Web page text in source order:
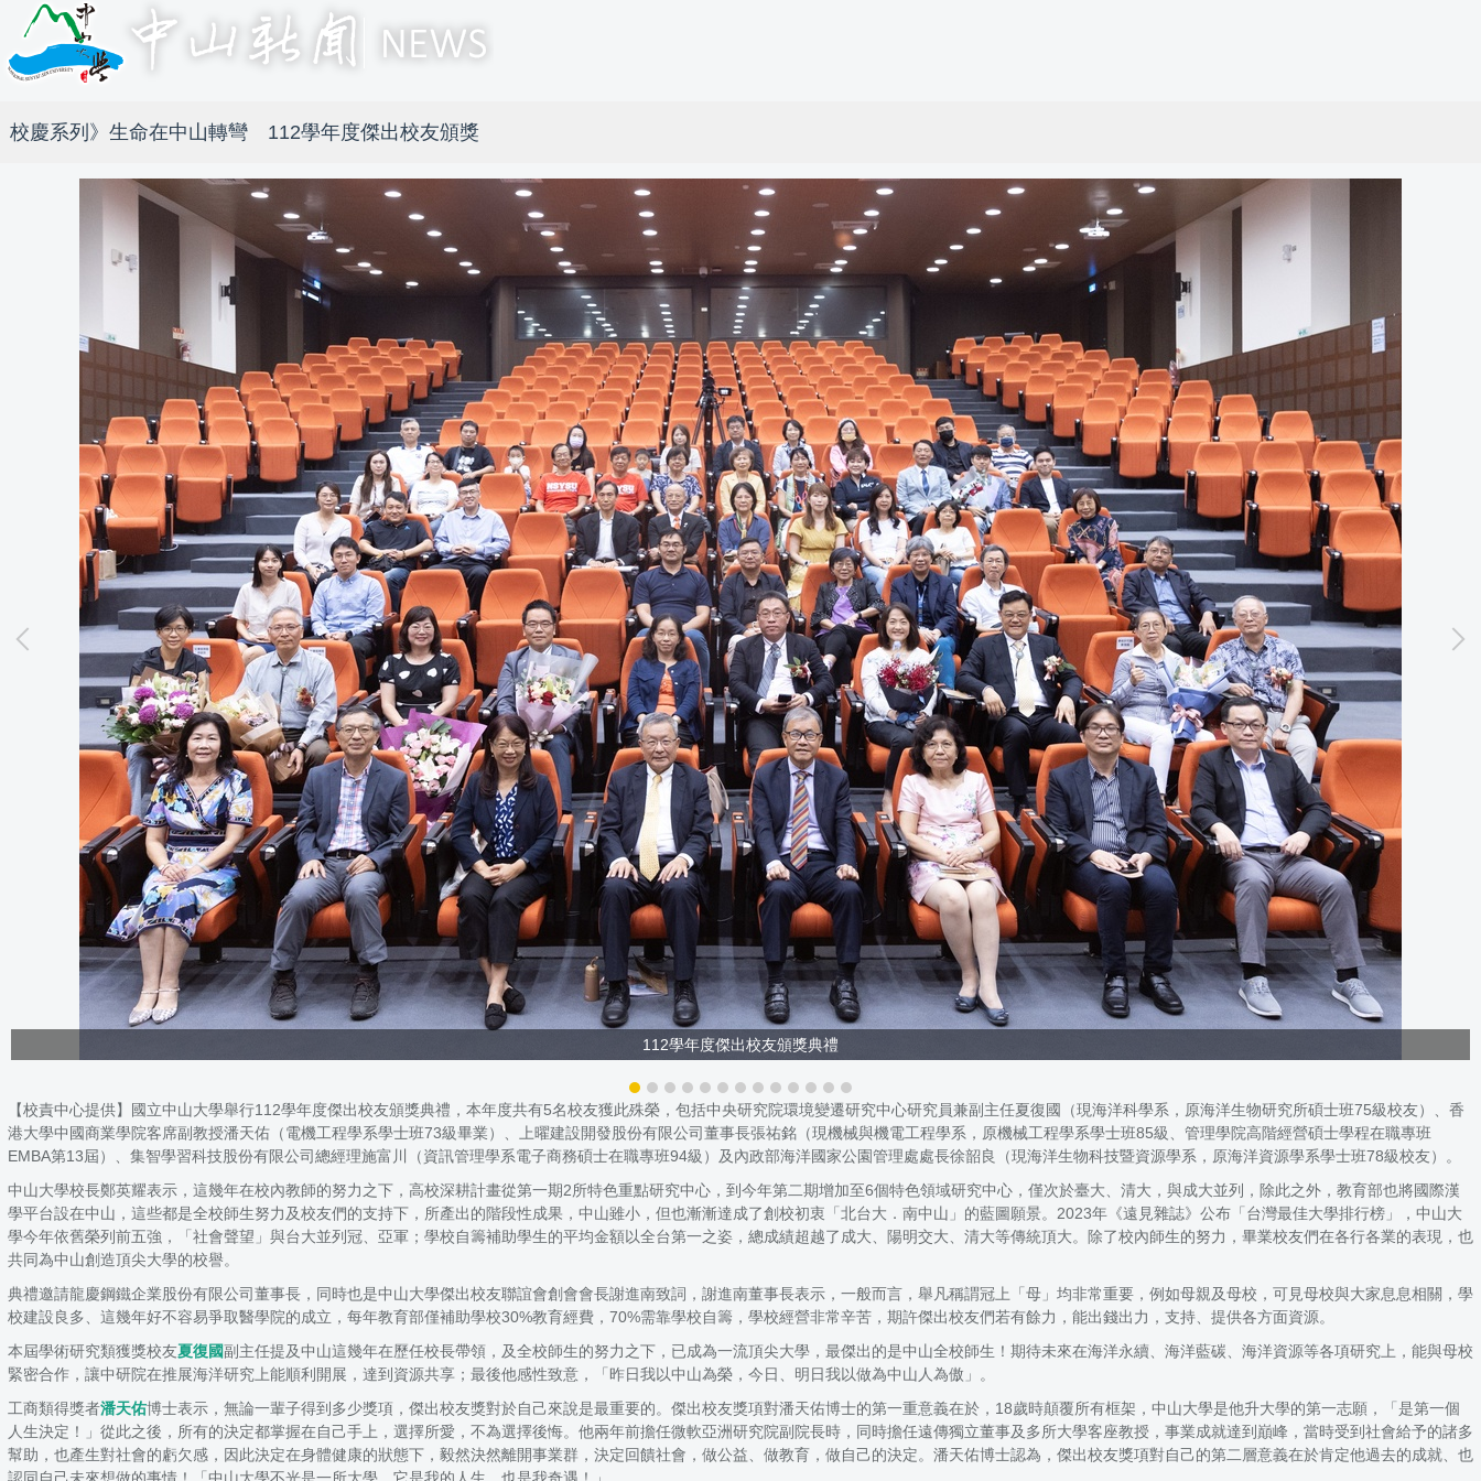
校慶系列》生命在中山轉彎 112學年度傑出校友頒獎
112學年度傑出校友頒獎典禮
【校責中心提供】國立中山大學舉行112學年度傑出校友頒獎典禮，本年度共有5名校友獲此殊榮，包括中央研究院環境變遷研究中心研究員兼副主任夏復國（現海洋科學系，原海洋生物研究所碩士班75級校友）、香
港大學中國商業學院客席副教授潘天佑（電機工程學系學士班73級畢業）、上曜建設開發股份有限公司董事長張祐銘（現機械與機電工程學系，原機械工程學系學士班85級、管理學院高階經營碩士學程在職專班
EMBA第13屆）、集智學習科技股份有限公司總經理施富川（資訊管理學系電子商務碩士在職專班94級）及內政部海洋國家公園管理處處長徐韶良（現海洋生物科技暨資源學系，原海洋資源學系學士班78級校友）。
中山大學校長鄭英耀表示，這幾年在校內教師的努力之下，高校深耕計畫從第一期2所特色重點研究中心，到今年第二期增加至6個特色領域研究中心，僅次於臺大、清大，與成大並列，除此之外，教育部也將國際漢
學平台設在中山，這些都是全校師生努力及校友們的支持下，所產出的階段性成果，中山雖小，但也漸漸達成了創校初衷「北台大．南中山」的藍圖願景。2023年《遠見雜誌》公布「台灣最佳大學排行榜」，中山大
學今年依舊榮列前五強，「社會聲望」與台大並列冠、亞軍；學校自籌補助學生的平均金額以全台第一之姿，總成績超越了成大、陽明交大、清大等傳統頂大。除了校內師生的努力，畢業校友們在各行各業的表現，也
共同為中山創造頂尖大學的校譽。
典禮邀請龍慶鋼鐵企業股份有限公司董事長，同時也是中山大學傑出校友聯誼會創會會長謝進南致詞，謝進南董事長表示，一般而言，舉凡稱謂冠上「母」均非常重要，例如母親及母校，可見母校與大家息息相關，學
校建設良多、這幾年好不容易爭取醫學院的成立，每年教育部僅補助學校30%教育經費，70%需靠學校自籌，學校經營非常辛苦，期許傑出校友們若有餘力，能出錢出力，支持、提供各方面資源。
本屆學術研究類獲獎校友夏復國副主任提及中山這幾年在歷任校長帶領，及全校師生的努力之下，已成為一流頂尖大學，最傑出的是中山全校師生！期待未來在海洋永續、海洋藍碳、海洋資源等各項研究上，能與母校
緊密合作，讓中研院在推展海洋研究上能順利開展，達到資源共享；最後他感性致意，「昨日我以中山為榮，今日、明日我以做為中山人為傲」。
工商類得獎者潘天佑博士表示，無論一輩子得到多少獎項，傑出校友獎對於自己來說是最重要的。傑出校友獎項對潘天佑博士的第一重意義在於，18歲時顛覆所有框架，中山大學是他升大學的第一志願，「是第一個
人生決定！」從此之後，所有的決定都掌握在自己手上，選擇所愛，不為選擇後悔。他兩年前擔任微軟亞洲研究院副院長時，同時擔任遠傳獨立董事及多所大學客座教授，事業成就達到巔峰，當時受到社會給予的諸多
幫助，也產生對社會的虧欠感，因此決定在身體健康的狀態下，毅然決然離開事業群，決定回饋社會，做公益、做教育，做自己的決定。潘天佑博士認為，傑出校友獎項對自己的第二層意義在於肯定他過去的成就、也